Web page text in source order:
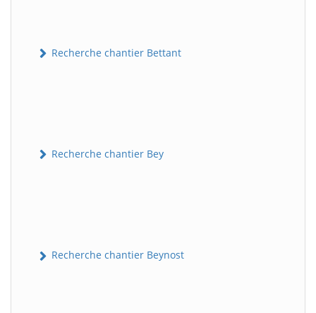
Recherche chantier Bettant
Recherche chantier Bey
Recherche chantier Beynost